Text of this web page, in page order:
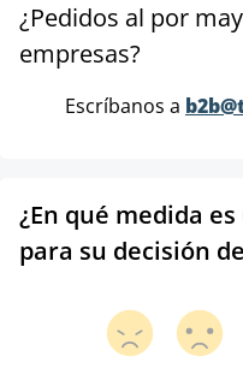
¿Pedidos al por
empresas?
Escríbanos a
¿En qué medida
para su decisión